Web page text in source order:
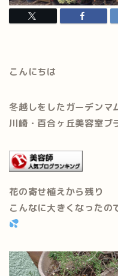
こんにちは
冬越しをしたガーデンマ
川崎・百合ヶ丘美容室ブ
花の寄せ植えから残り
こんなに大きくなったの